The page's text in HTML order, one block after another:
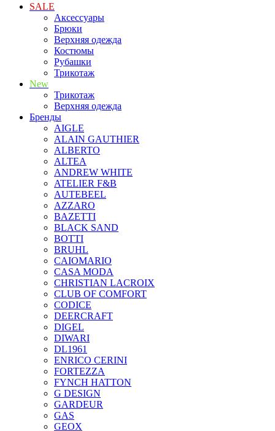
SALE
Аксессуары
Брюки
Верхняя одежда
Костюмы
Рубашки
Трикотаж
New
Трикотаж
Верхняя одежда
Бренды
AIGLE
ALAIN GAUTHIER
ALBERTO
ALTEA
ANDREW WHITE
ATELIER F&B
AUTEBEEL
AZZARO
BAZETTI
BLACK SAND
BOTTI
BRUHL
CAIOMARIO
CASA MODA
CHRISTIAN LACROIX
CLUB OF COMFORT
CODICE
DEERCRAFT
DIGEL
DIWARI
DL1961
ENRICO CERINI
FORTEZZA
FYNCH HATTON
G DESIGN
GARDEUR
GAS
GEOX